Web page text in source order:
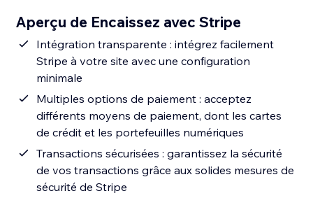
Aperçu de Encaissez avec Stripe
Intégration transparente : intégrez facilement
Stripe à votre site avec une configuration
minimale
Multiples options de paiement : acceptez
différents moyens de paiement, dont les cartes
de crédit et les portefeuilles numériques
Transactions sécurisées : garantissez la sécurité
de vos transactions grâce aux solides mesures de
sécurité de Stripe